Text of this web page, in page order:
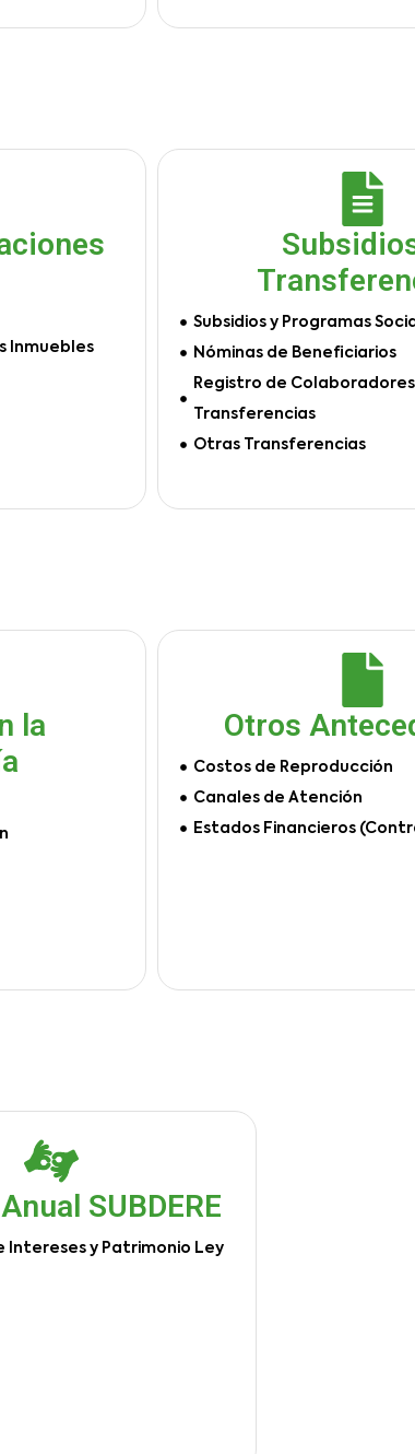
Inmuebles
Subsidios y Programas
Nóminas de Beneficiarios
Registro de
Transferencias
Otras Transferencias
la
Otros
Costos de Reproducción
Canales de Atención
Estados Financieros
SUBDERE
Intereses y Patrimonio Ley